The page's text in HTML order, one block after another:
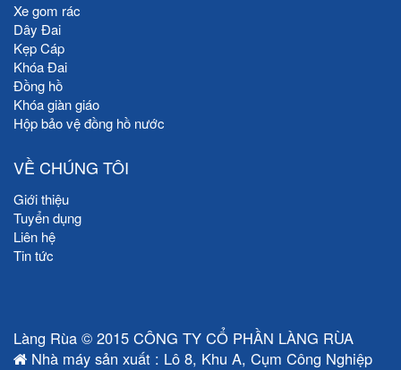
Xe gom rác
Dây Đai
Kẹp Cáp
Khóa Đai
Đồng hồ
Khóa giàn giáo
Hộp bảo vệ đồng hồ nước
VỀ CHÚNG TÔI
Giới thiệu
Tuyển dụng
Liên hệ
Tin tức
Làng Rùa © 2015 CÔNG TY CỔ PHẦN LÀNG RÙA
Nhà máy sản xuất : Lô 8, Khu A, Cụm Công Nghiệp